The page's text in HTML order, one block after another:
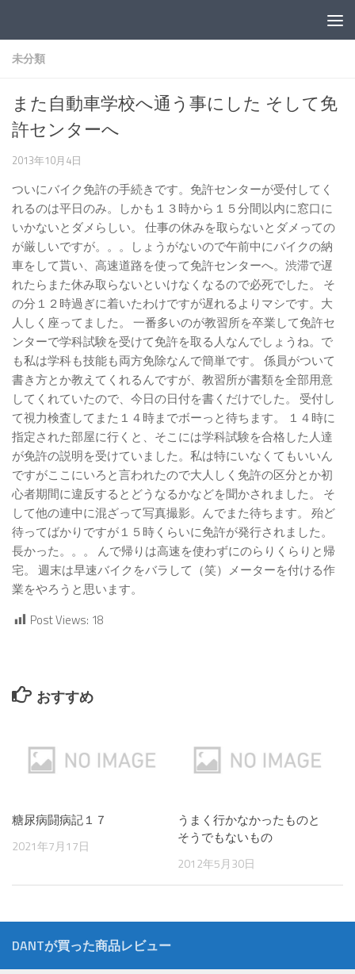
未分類
また自動車学校へ通う事にした そして免
許センターへ
2013年10月4日
ついにバイク免許の手続きです。免許センターが受付してく
れるのは平日のみ。しかも１３時から１５分間以内に窓口に
いかないとダメらしい。 仕事の休みを取らないとダメっての
が厳しいですが。。。しょうがないので午前中にバイクの納
車をして貰い、高速道路を使って免許センターへ。渋滞で遅
れたらまた休み取らないといけなくなるので必死でした。 そ
の分１２時過ぎに着いたわけですが遅れるよりマシです。大
人しく座ってました。 一番多いのが教習所を卒業して免許セ
ンターで学科試験を受けて免許を取る人なんでしょうね。で
も私は学科も技能も両方免除なんで簡単です。 係員がついて
書き方とか教えてくれるんですが、教習所が書類を全部用意
してくれていたので、今日の日付を書くだけでした。 受付し
て視力検査してまた１４時までボーっと待ちます。 １４時に
指定された部屋に行くと、そこには学科試験を合格した人達
が免許の説明を受けていました。私は特にいなくてもいいん
ですがここにいろと言われたので大人しく免許の区分とか初
心者期間に違反するとどうなるかなどを聞かされました。 そ
して他の連中に混ざって写真撮影。んでまた待ちます。 殆ど
待ってばかりですが１５時くらいに免許が発行されました。
長かった。。。 んで帰りは高速を使わずにのらりくらりと帰
宅。 週末は早速バイクをバラして（笑）メーターを付ける作
業をやろうと思います。
Post Views: 18
おすすめ
糖尿病闘病記１７
2021年7月17日
うまく行かなかったものと
そうでもないもの
2012年5月30日
DANTが買った商品レビュー